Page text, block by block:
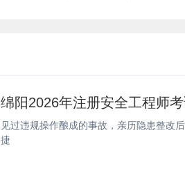
绵阳2026年注册安全工程师
见过违规操作酿成的事故，亲历隐患整改
捷